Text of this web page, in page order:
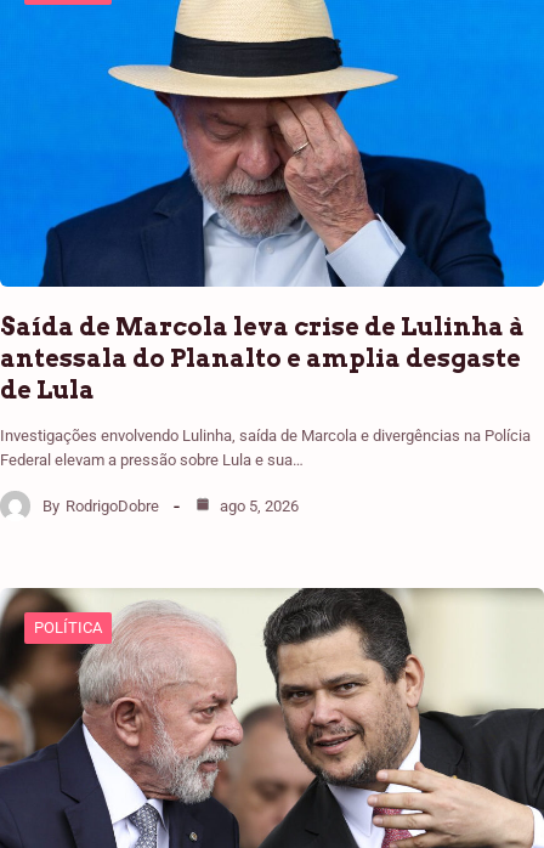
Saída de Marcola leva crise de Lulinha à
antessala do Planalto e amplia desgaste
de Lula
Investigações envolvendo Lulinha, saída de Marcola e divergências na Polícia
Federal elevam a pressão sobre Lula e sua…
By RodrigoDobre ago 5, 2026
POLÍTICA